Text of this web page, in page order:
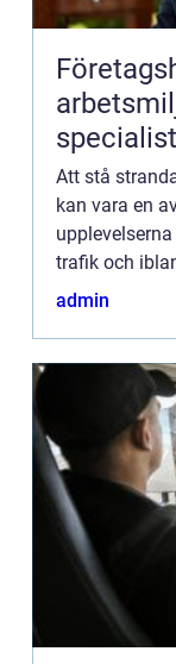
Att stå
kan vara en
trafik och
dock bli en
admin